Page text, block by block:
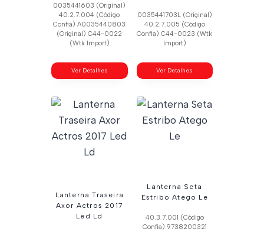
0035441603 (Original)
40.2.7.004 (Código
Confia) A0035440803
(Original) C44-0022
(Wtk Import)
Ver Detalhes
0035441703L (Original)
40.2.7.005 (Código
Confia) C44-0023 (Wtk
Import)
Ver Detalhes
Lanterna Traseira
Axor Actros 2017
Led Ld
Lanterna Seta
Estribo Atego Le
40.3.7.001 (Código
Confia) 9738200321